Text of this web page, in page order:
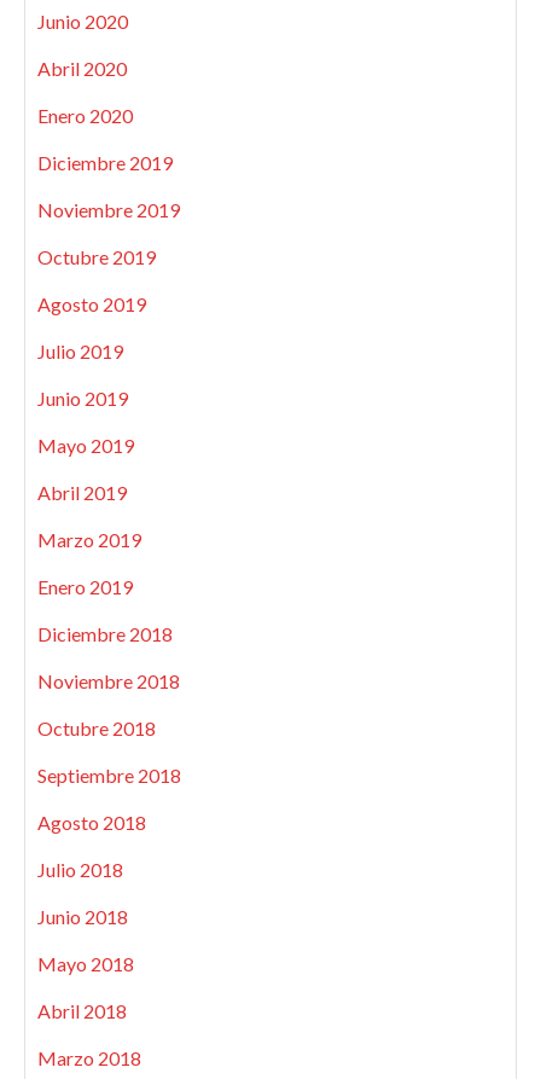
Junio 2020
Abril 2020
Enero 2020
Diciembre 2019
Noviembre 2019
Octubre 2019
Agosto 2019
Julio 2019
Junio 2019
Mayo 2019
Abril 2019
Marzo 2019
Enero 2019
Diciembre 2018
Noviembre 2018
Octubre 2018
Septiembre 2018
Agosto 2018
Julio 2018
Junio 2018
Mayo 2018
Abril 2018
Marzo 2018